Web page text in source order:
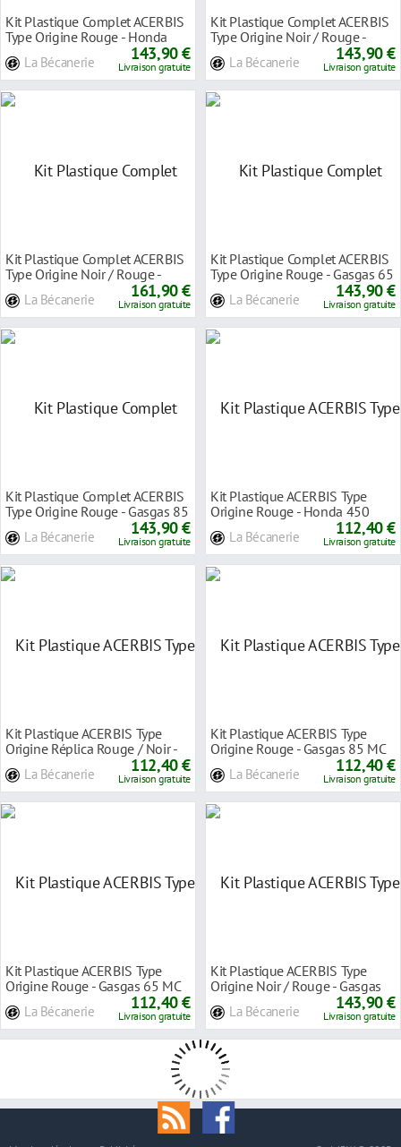
Kit Plastique Complet ACERBIS
Type Origine Rouge - Honda
La Bécanerie 143,90 €
Livraison gratuite
Kit Plastique Complet ACERBIS
Type Origine Noir / Rouge -
La Bécanerie 143,90 €
Livraison gratuite
Kit Plastique Complet ACERBIS
Type Origine Noir / Rouge -
La Bécanerie 161,90 €
Livraison gratuite
Kit Plastique Complet ACERBIS
Type Origine Rouge - Gasgas 65
La Bécanerie 143,90 €
Livraison gratuite
Kit Plastique Complet ACERBIS
Type Origine Rouge - Gasgas 85
La Bécanerie 143,90 €
Livraison gratuite
Kit Plastique ACERBIS Type
Origine Rouge - Honda 450
La Bécanerie 112,40 €
Livraison gratuite
Kit Plastique ACERBIS Type
Origine Réplica Rouge / Noir -
La Bécanerie 112,40 €
Livraison gratuite
Kit Plastique ACERBIS Type
Origine Rouge - Gasgas 85 MC
La Bécanerie 112,40 €
Livraison gratuite
Kit Plastique ACERBIS Type
Origine Rouge - Gasgas 65 MC
La Bécanerie 112,40 €
Livraison gratuite
Kit Plastique ACERBIS Type
Origine Noir / Rouge - Gasgas
La Bécanerie 143,90 €
Livraison gratuite